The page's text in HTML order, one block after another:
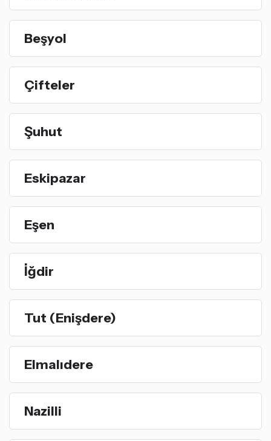
Beşyol
Çifteler
Şuhut
Eskipazar
Eşen
İğdir
Tut (Enişdere)
Elmalıdere
Nazilli